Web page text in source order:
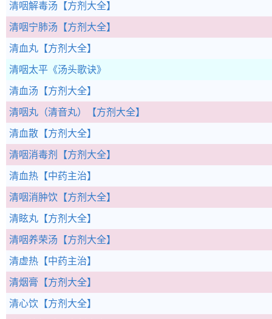
清咽解毒汤 【方剂大全】
清咽宁肺汤 【方剂大全】
清血丸 【方剂大全】
清咽太平 《汤头歌诀》
清血汤 【方剂大全】
清咽丸（清音丸） 【方剂大全】
清血散 【方剂大全】
清咽消毒剂 【方剂大全】
清血热 【中药主治】
清咽消肿饮 【方剂大全】
清眩丸 【方剂大全】
清咽养荣汤 【方剂大全】
清虚热 【中药主治】
清烟膏 【方剂大全】
清心饮 【方剂大全】